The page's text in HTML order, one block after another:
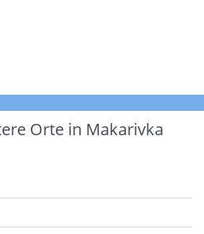
Orte in Makarivka